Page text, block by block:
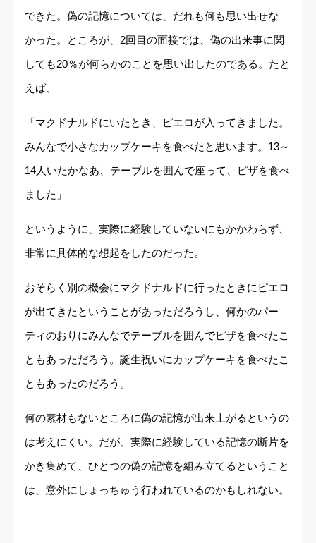
できた。偽の記憶については、だれも何も思い出せな
かった。ところが、2回目の面接では、偽の出来事に関
しても20％が何らかのことを思い出したのである。たと
えば、
「マクドナルドにいたとき、ピエロが入ってきました。
みんなで小さなカップケーキを食べたと思います。13～
14人いたかなあ、テーブルを囲んで座って、ピザを食べ
ました」
というように、実際に経験していないにもかかわらず、
非常に具体的な想起をしたのだった。
おそらく別の機会にマクドナルドに行ったときにピエロ
が出てきたということがあっただろうし、何かのパー
ティのおりにみんなでテーブルを囲んでピザを食べたこ
ともあっただろう。誕生祝いにカップケーキを食べたこ
ともあったのだろう。
何の素材もないところに偽の記憶が出来上がるというの
は考えにくい。だが、実際に経験している記憶の断片を
かき集めて、ひとつの偽の記憶を組み立てるということ
は、意外にしょっちゅう行われているのかもしれない。